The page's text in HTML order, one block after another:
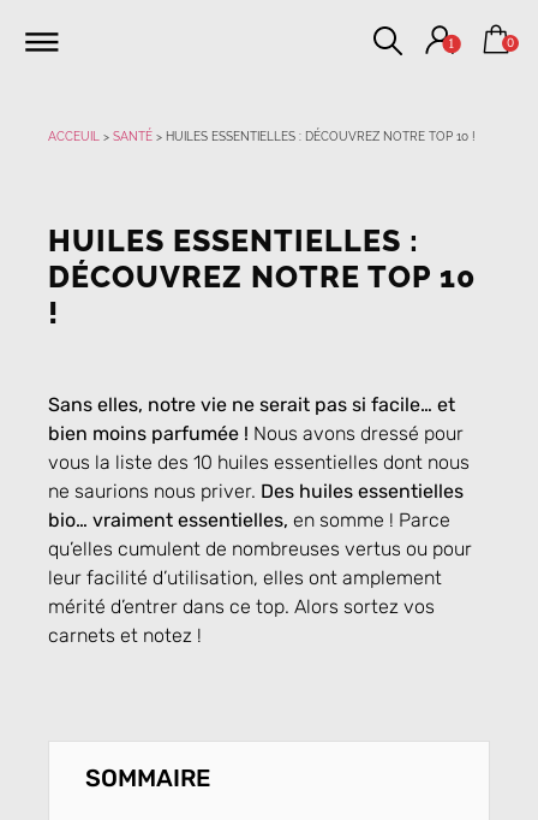
1 0
ACCEUIL > SANTÉ > HUILES ESSENTIELLES : DÉCOUVREZ NOTRE TOP 10 !
HUILES ESSENTIELLES :
DÉCOUVREZ NOTRE TOP 10
!
Sans elles, notre vie ne serait pas si facile… et
bien moins parfumée ! Nous avons dressé pour
vous la liste des 10 huiles essentielles dont nous
ne saurions nous priver. Des huiles essentielles
bio… vraiment essentielles, en somme ! Parce
qu’elles cumulent de nombreuses vertus ou pour
leur facilité d’utilisation, elles ont amplement
mérité d’entrer dans ce top. Alors sortez vos
carnets et notez !
SOMMAIRE